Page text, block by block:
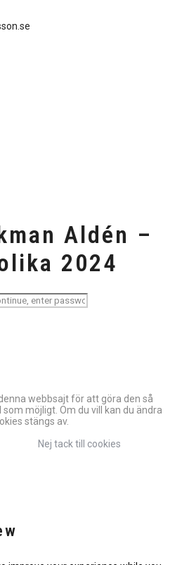
Aldén –
2024
webbsajt för att göra den så
möjligt. Om du vill kan du ändra
stängs av.
Nej tack till cookies